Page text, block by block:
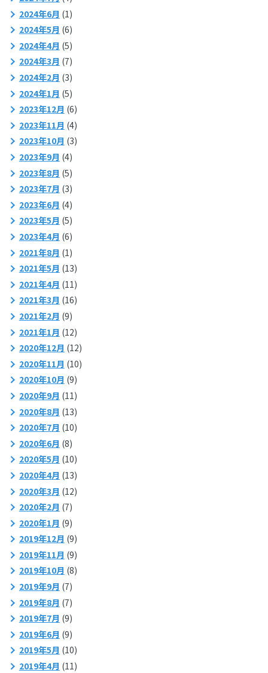
2024年6月 (1)
2024年5月 (6)
2024年4月 (5)
2024年3月 (7)
2024年2月 (3)
2024年1月 (5)
2023年12月 (6)
2023年11月 (4)
2023年10月 (3)
2023年9月 (4)
2023年8月 (5)
2023年7月 (3)
2023年6月 (4)
2023年5月 (5)
2023年4月 (6)
2021年8月 (1)
2021年5月 (13)
2021年4月 (11)
2021年3月 (16)
2021年2月 (9)
2021年1月 (12)
2020年12月 (12)
2020年11月 (10)
2020年10月 (9)
2020年9月 (11)
2020年8月 (13)
2020年7月 (10)
2020年6月 (8)
2020年5月 (10)
2020年4月 (13)
2020年3月 (12)
2020年2月 (7)
2020年1月 (9)
2019年12月 (9)
2019年11月 (9)
2019年10月 (8)
2019年9月 (7)
2019年8月 (7)
2019年7月 (9)
2019年6月 (9)
2019年5月 (10)
2019年4月 (11)